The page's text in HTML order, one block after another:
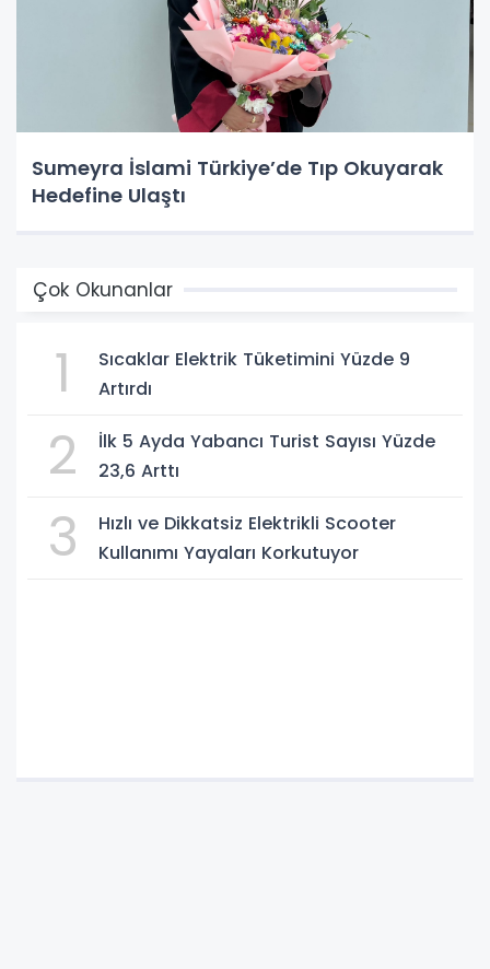
Sumeyra İslami Türkiye’de Tıp Okuyarak
Hedefine Ulaştı
Çok Okunanlar
1
Sıcaklar Elektrik Tüketimini Yüzde 9
Artırdı
2
İlk 5 Ayda Yabancı Turist Sayısı Yüzde
23,6 Arttı
3
Hızlı ve Dikkatsiz Elektrikli Scooter
Kullanımı Yayaları Korkutuyor